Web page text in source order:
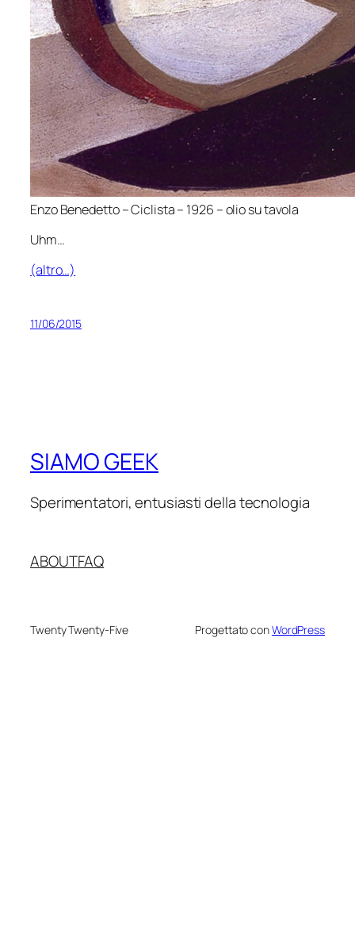
Enzo Benedetto –Ciclista– 1926 – olio su tavola
Uhm…
(altro…)
11/06/2015
SIAMO GEEK
Sperimentatori, entusiasti della tecnologia
ABOUTFAQ
Twenty Twenty-Five Progettato conWordPress